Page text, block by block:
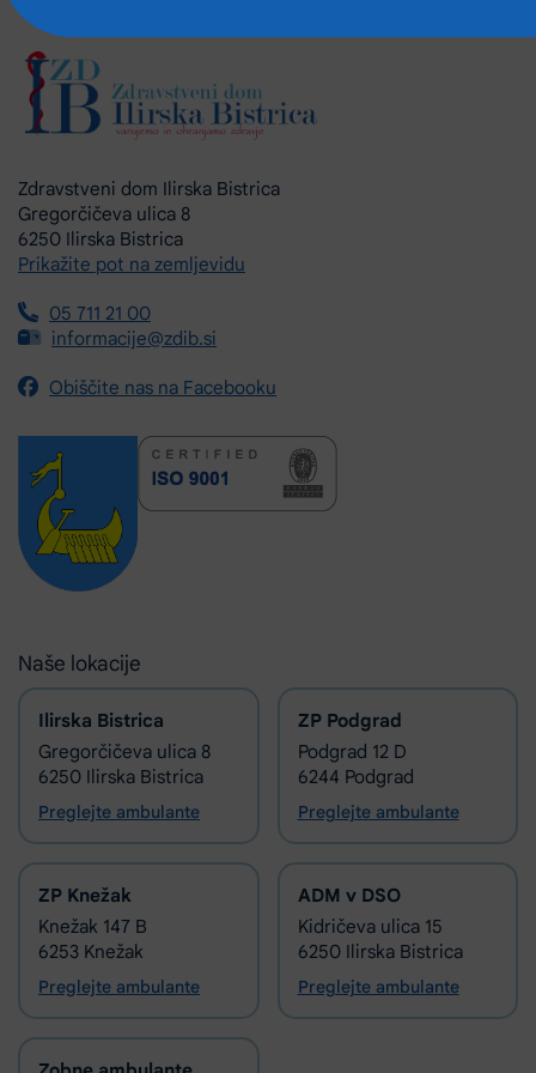
Zdravstveni dom Ilirska Bistrica
Gregorčičeva ulica 8
6250 Ilirska Bistrica
Prikažite pot na zemljevidu
05 711 21 00
informacije@zdib.si
Obiščite nas na Facebooku
Naše lokacije
Ilirska Bistrica
Gregorčičeva ulica 8
6250 Ilirska Bistrica
Preglejte ambulante
ZP Podgrad
Podgrad 12 D
6244 Podgrad
Preglejte ambulante
ZP Knežak
Knežak 147 B
6253 Knežak
Preglejte ambulante
ADM v DSO
Kidričeva ulica 15
6250 Ilirska Bistrica
Preglejte ambulante